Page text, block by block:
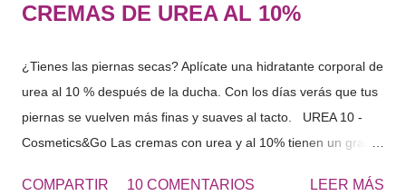
CREMAS DE UREA AL 10%
¿Tienes las piernas secas? Aplícate una hidratante corporal de
urea al 10 % después de la ducha. Con los días verás que tus
piernas se vuelven más finas y suaves al tacto. UREA 10 -
Cosmetics&Go Las cremas con urea y al 10% tienen un gran
COMPARTIR 10 COMENTARIOS LEER MÁS